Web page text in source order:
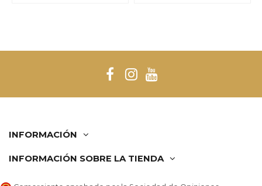
INFORMACIÓN
INFORMACIÓN SOBRE LA TIENDA